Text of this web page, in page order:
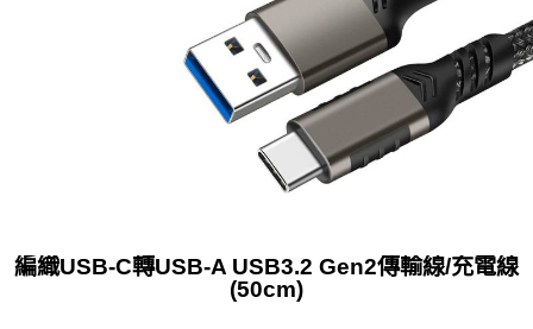
編織USB-C轉USB-A USB3.2 Gen2傳輸線/充電線
(50cm)